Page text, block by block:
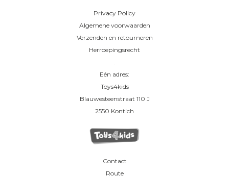
Privacy Policy
Algemene voorwaarden
Verzenden en retourneren
Herroepingsrecht
.
Eén adres:
Toys4kids
Blauwesteenstraat 110 J
2550 Kontich
Contact
Route